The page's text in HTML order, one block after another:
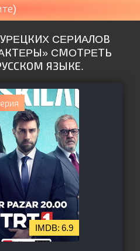
CEPИAЛOВ
CМOТPEТЬ
ЯЗЫКЕ.
6.9